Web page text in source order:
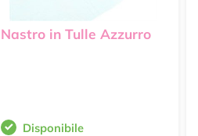
Nastro in Tulle Azzurro
Disponibile